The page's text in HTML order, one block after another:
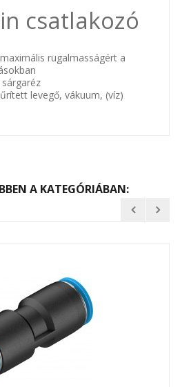
csatlakozó
rugalmasságért a
levegő, vákuum, (víz)
A KATEGÓRIÁBAN: